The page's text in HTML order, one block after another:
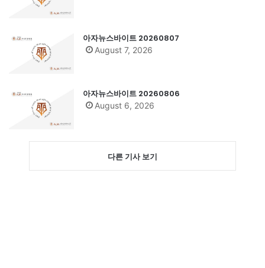
아자뉴스바이트 20260807
August 7, 2026
아자뉴스바이트 20260806
August 6, 2026
다른 기사 보기